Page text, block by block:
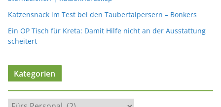
Katzensnack im Test bei den Taubertalpersern – Bonkers
Ein OP Tisch für Kreta: Damit Hilfe nicht an der Ausstattung
scheitert
Kategorien